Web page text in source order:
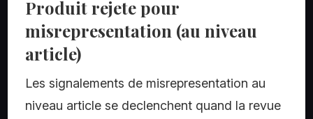
Produit rejete pour
misrepresentation (au niveau
article)
Les signalements de misrepresentation au
niveau article se declenchent quand la revue